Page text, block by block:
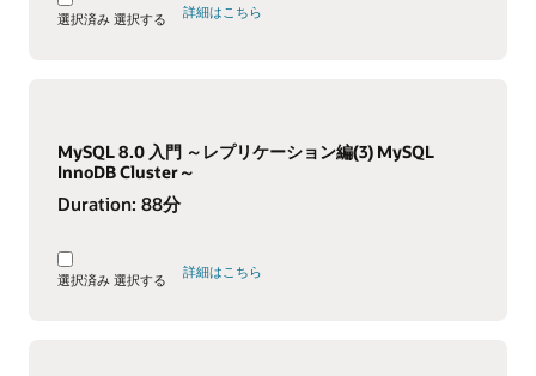
選択済み 選択する 詳細はこちら
MySQL 8.0 入門 ～レプリケーション編(3) MySQL
InnoDB Cluster～
Duration: 88分
選択済み 選択する 詳細はこちら